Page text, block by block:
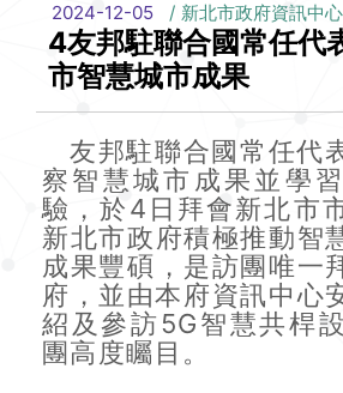
2024-12-05 新北市政府資訊中心
4友邦駐聯合國常任代
市智慧城市成果
友邦駐聯合國常任代
察智慧城市成果並學
驗，於4日拜會新北市
新北市政府積極推動智
成果豐碩，是訪團唯一
府，並由本府資訊中心
紹及參訪5G智慧共桿
團高度矚目。